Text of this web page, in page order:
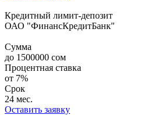
Кредитный лимит-депозит
ОАО "ФинансКредитБанк"
Сумма
до 1500000 сом
Процентная ставка
от 7%
Срок
24 мес.
Оставить заявку